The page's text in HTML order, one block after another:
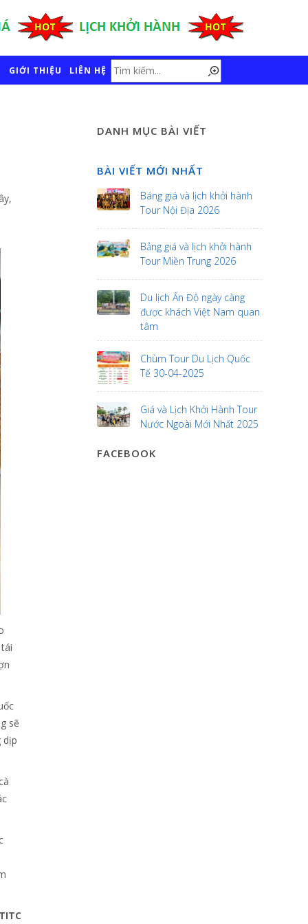
GIỚI THIỆU LIÊN HỆ
sẽ
dịp
DANH MỤC BÀI VIẾT
BÀI VIẾT MỚI NHẤT
Báng giá và lịch khởi hành
Tour Nội Địa 2026
Bảng giá và lịch khởi hành
Tour Miền Trung 2026
Du lịch Ấn Độ ngày càng
được khách Việt Nam quan
tâm
Chùm Tour Du Lịch Quốc
Tế 30-04-2025
Giá và Lịch Khởi Hành Tour
Nước Ngoài Mới Nhất 2025
FACEBOOK